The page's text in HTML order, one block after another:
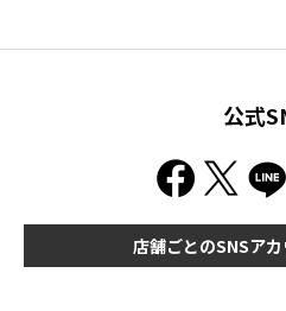
公式
店舗ごとのSNSア